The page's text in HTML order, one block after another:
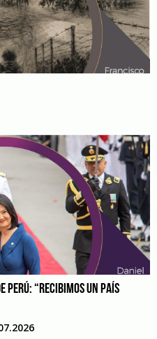
PERÚ: “RECIBIMOS UN PAÍS